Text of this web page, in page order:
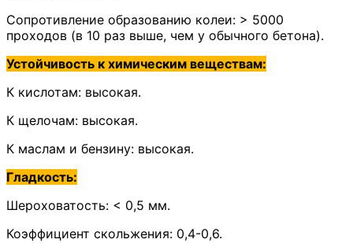
Сопротивление образованию колеи: > 5000
проходов (в 10 раз выше, чем у обычного бетона).
Устойчивость к химическим веществам:
К кислотам: высокая.
К щелочам: высокая.
К маслам и бензину: высокая.
Гладкость:
Шероховатость: < 0,5 мм.
Коэффициент скольжения: 0,4-0,6.